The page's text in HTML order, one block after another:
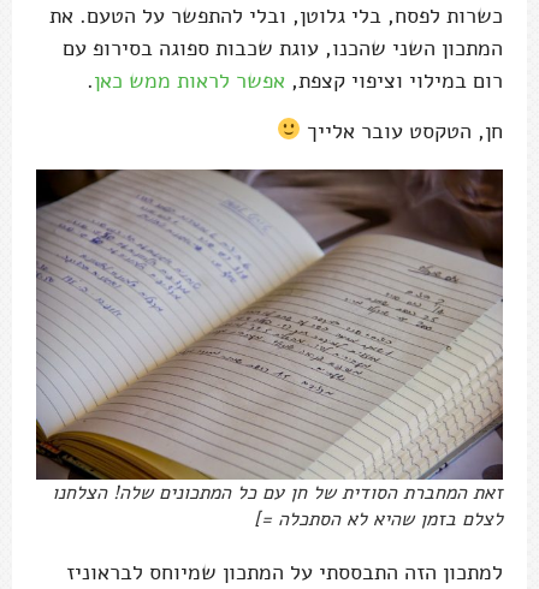
כשרות לפסח, בלי גלוטן, ובלי להתפשר על הטעם. את
המתכון השני שהכנו, עוגת שכבות ספוגה בסירופ עם
רום במילוי וציפוי קצפת, אפשר לראות ממש כאן.
חן, הטקסט עובר אלייך
זאת המחברת הסודית של חן עם כל המתכונים שלה! הצלחנו
לצלם בזמן שהיא לא הסתכלה =]
למתכון הזה התבססתי על המתכון שמיוחס לבראוניז